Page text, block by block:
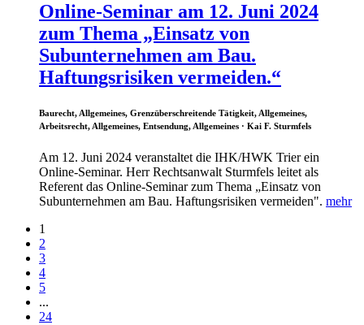
Online-Seminar am 12. Juni 2024
zum Thema „Einsatz von
Subunternehmen am Bau.
Haftungsrisiken vermeiden.“
Baurecht, Allgemeines, Grenzüberschreitende Tätigkeit, Allgemeines,
Arbeitsrecht, Allgemeines, Entsendung, Allgemeines · Kai F. Sturmfels
Am 12. Juni 2024 veranstaltet die IHK/HWK Trier ein
Online-Seminar. Herr Rechtsanwalt Sturmfels leitet als
Referent das Online-Seminar zum Thema „Einsatz von
Subunternehmen am Bau. Haftungsrisiken vermeiden". mehr
1
2
3
4
5
...
24